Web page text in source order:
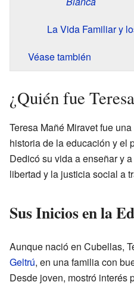
La Vida Familiar y
Véase también
¿Quién fue
Teresa Mañé Miravet fue
historia de la educación y el
Dedicó su vida a enseñar y
libertad y la justicia social a
Sus Inicios en la
Aunque nació en Cubellas,
Geltrú, en una familia con
Desde joven, mostró interés